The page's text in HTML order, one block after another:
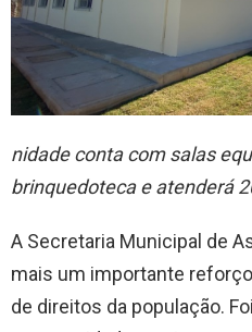
nidade conta com salas
brinquedoteca e atenderá
A Secretaria Municipal de
mais um importante
de direitos da população.